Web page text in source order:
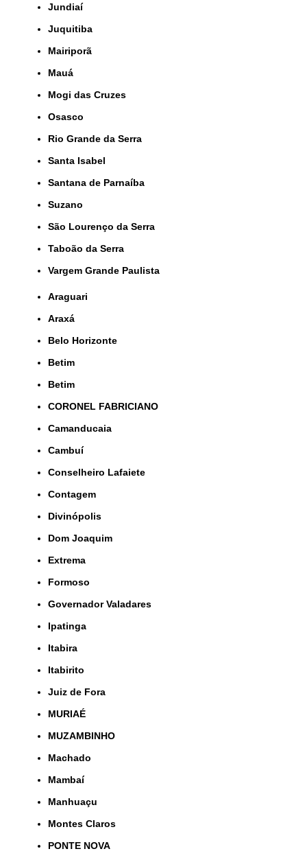
Jundiaí
Juquitiba
Mairiporã
Mauá
Mogi das Cruzes
Osasco
Rio Grande da Serra
Santa Isabel
Santana de Parnaíba
Suzano
São Lourenço da Serra
Taboão da Serra
Vargem Grande Paulista
Araguari
Araxá
Belo Horizonte
Betim
Betim
CORONEL FABRICIANO
Camanducaia
Cambuí
Conselheiro Lafaiete
Contagem
Divinópolis
Dom Joaquim
Extrema
Formoso
Governador Valadares
Ipatinga
Itabira
Itabirito
Juiz de Fora
MURIAÉ
MUZAMBINHO
Machado
Mambaí
Manhuaçu
Montes Claros
PONTE NOVA